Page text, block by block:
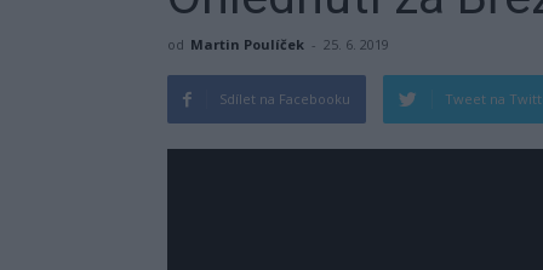
od Martin Poulíček - 25. 6. 2019
Sdílet na Facebooku Tweet na